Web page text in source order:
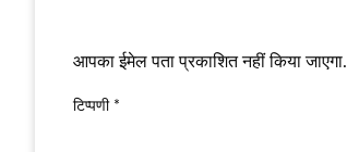
आपका ईमेल पता प्रकाशित नहीं किया जाएगा.
टिप्पणी *